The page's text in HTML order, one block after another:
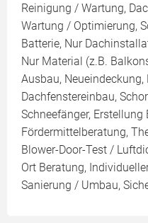
Reinigung / Wartung,
Wartung / Optimierung,
Batterie, Nur
Nur Material (z.B.
Ausbau,
Dachfenstereinbau,
Schneefänger, Erstellung
Fördermittelberatung,
Blower-Door-Test /
Ort Beratung,
Sanierung / Umbau,